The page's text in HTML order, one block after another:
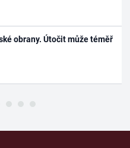
obrany. Útočit může téměř